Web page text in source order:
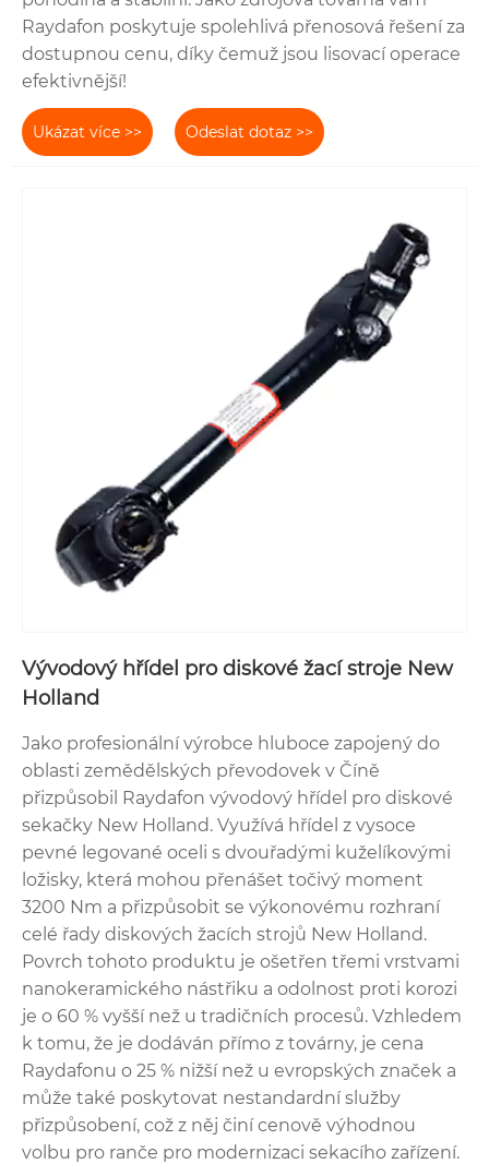
Raydafon poskytuje spolehlivá přenosová řešení za
dostupnou cenu, díky čemuž jsou lisovací operace
efektivnější!
Ukázat více >> Odeslat dotaz >>
Vývodový hřídel pro diskové žací stroje New
Holland
Jako profesionální výrobce hluboce zapojený do
oblasti zemědělských převodovek v Číně
přizpůsobil Raydafon vývodový hřídel pro diskové
sekačky New Holland. Využívá hřídel z vysoce
pevné legované oceli s dvouřadými kuželíkovými
ložisky, která mohou přenášet točivý moment
3200 Nm a přizpůsobit se výkonovému rozhraní
celé řady diskových žacích strojů New Holland.
Povrch tohoto produktu je ošetřen třemi vrstvami
nanokeramického nástřiku a odolnost proti korozi
je o 60 % vyšší než u tradičních procesů. Vzhledem
k tomu, že je dodáván přímo z továrny, je cena
Raydafonu o 25 % nižší než u evropských značek a
může také poskytovat nestandardní služby
přizpůsobení, což z něj činí cenově výhodnou
volbu pro ranče pro modernizaci sekacího zařízení.